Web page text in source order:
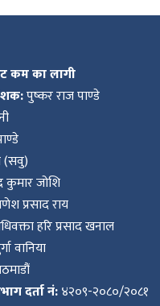
कम का लागी
पुष्कर राज पाण्डे
(सवु)
कुमार जोशि
प्रसाद राय
हरि प्रसाद खनाल
वानिया
दर्ता नं:४२०९-२०८०/२०८१